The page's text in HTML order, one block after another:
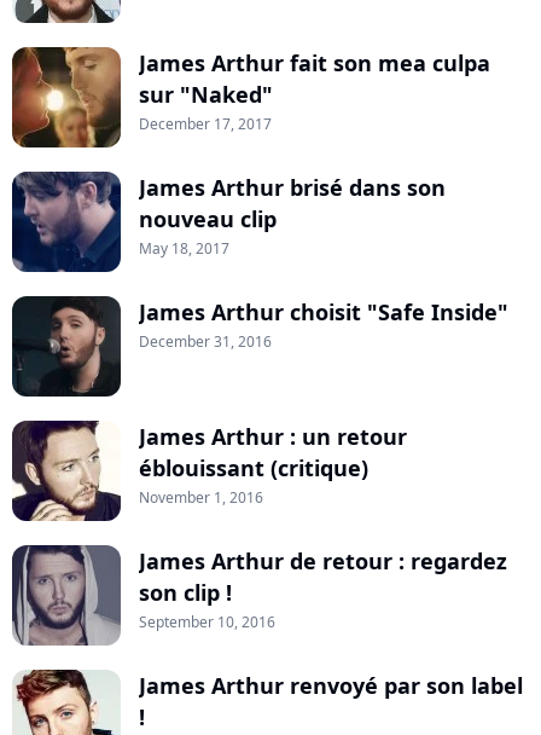
James Arthur fait son mea culpa
sur "Naked"
December 17, 2017
James Arthur brisé dans son
nouveau clip
May 18, 2017
James Arthur choisit "Safe Inside"
December 31, 2016
James Arthur : un retour
éblouissant (critique)
November 1, 2016
James Arthur de retour : regardez
son clip !
September 10, 2016
James Arthur renvoyé par son label
!